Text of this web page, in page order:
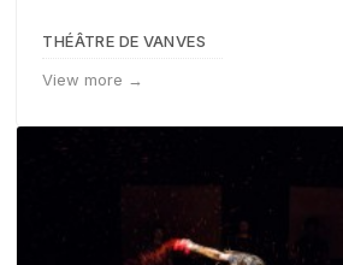
THÉÂTRE DE VANVES
View more →